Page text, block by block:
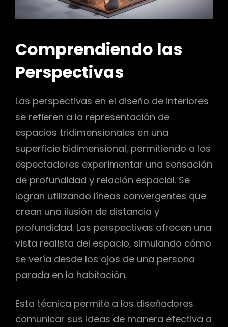
Comprendiendo las
Perspectivas
Las perspectivas en el diseño de interiores
se refieren a la representación de
espacios tridimensionales en una
superficie bidimensional, permitiendo a los
espectadores experimentar una sensación
de profundidad y relación espacial. Se
logran utilizando líneas convergentes que
crean una ilusión de distancia y
profundidad. Las perspectivas ofrecen una
vista realista del espacio, simulando cómo
se vería desde los ojos de una persona
parada en la habitación.
Esta técnica permite a los diseñadores
comunicar sus ideas de manera efectiva a